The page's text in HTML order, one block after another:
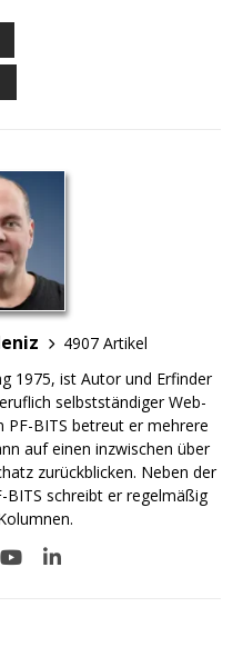
4907 Artikel
1975, ist Autor und Erfinder
selbstständiger Web-
PF-BITS betreut er mehrere
auf einen inzwischen über
zurückblicken. Neben der
schreibt er regelmäßig